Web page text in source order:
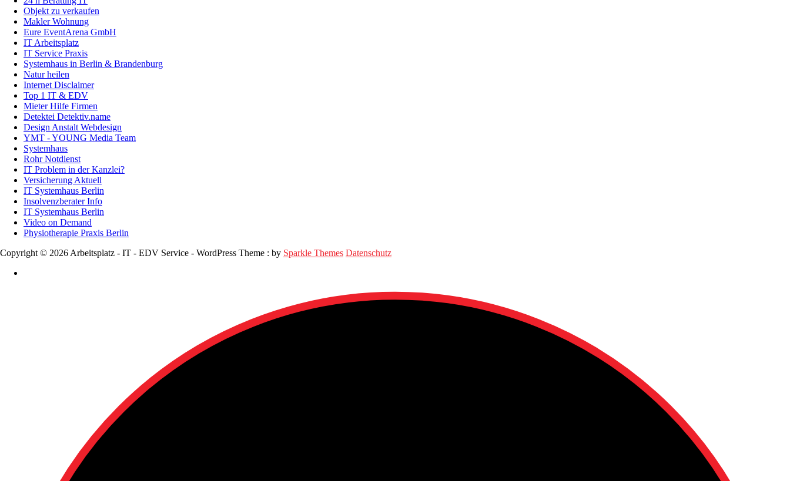
Objekt zu verkaufen
Makler Wohnung
Eure EventArena GmbH
IT Arbeitsplatz
IT Service Praxis
Systemhaus in Berlin & Brandenburg
Natur heilen
Internet Disclaimer
Top 1 IT & EDV
Mieter Hilfe Firmen
Detektei Detektiv.name
Design Anstalt Webdesign
YMT - YOUNG Media Team
Systemhaus
Rohr Notdienst
IT Problem in der Kanzlei?
Versicherung Aktuell
IT Systemhaus Berlin
Insolvenzberater Info
IT Systemhaus Berlin
Video on Demand
Physiotherapie Praxis Berlin
Copyright © 2026 Arbeitsplatz - IT - EDV Service - WordPress Theme : by Sparkle Themes Datenschutz